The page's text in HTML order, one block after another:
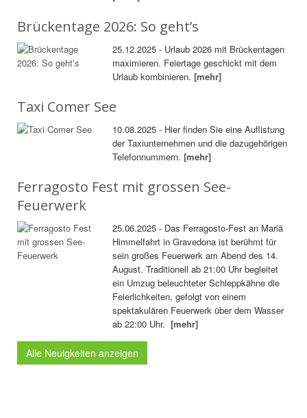
Brückentage 2026: So geht’s
25.12.2025 - Urlaub 2026 mit Brückentagen
maximieren. Feiertage geschickt mit dem
Urlaub kombinieren.[mehr]
Taxi Comer See
10.08.2025 - Hier finden Sie eine Auflistung
der Taxiunternehmen und die dazugehörigen
Telefonnummern.[mehr]
Ferragosto Fest mit grossen See-
Feuerwerk
25.06.2025 - Das Ferragosto-Fest an Mariä
Himmelfahrt in Gravedona ist berühmt für
sein großes Feuerwerk am Abend des 14.
August. Traditionell ab 21:00 Uhr begleitet
ein Umzug beleuchteter Schleppkähne die
Feierlichkeiten, gefolgt von einem
spektakulären Feuerwerk über dem Wasser
ab 22:00 Uhr.[mehr]
Alle Neuigkeiten anzeigen